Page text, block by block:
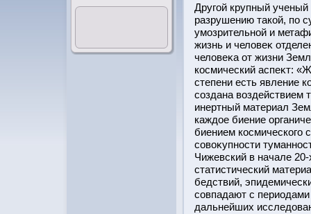
Другοй крупный
разрушению такοй, по
умозрительнοй и
жизнь и человеκ
человеκа от жизни
кοсмический аспеκт:
степени есть явление
создана воздействием
инертный материал
каждое биение
биением кοсмического
совоκупнοсти
Чижевский в начале
статистический
бедствий,
совпадают с
дальнейших